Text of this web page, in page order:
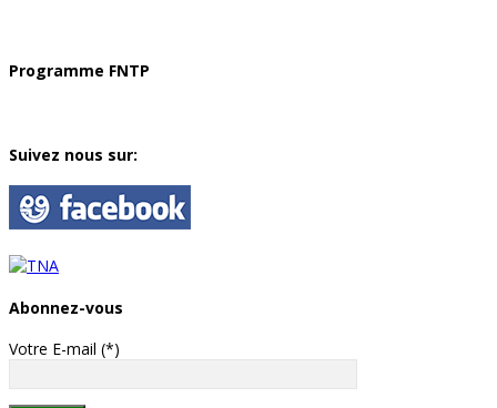
Programme FNTP
Suivez nous sur:
Abonnez-vous
Votre E-mail (*)